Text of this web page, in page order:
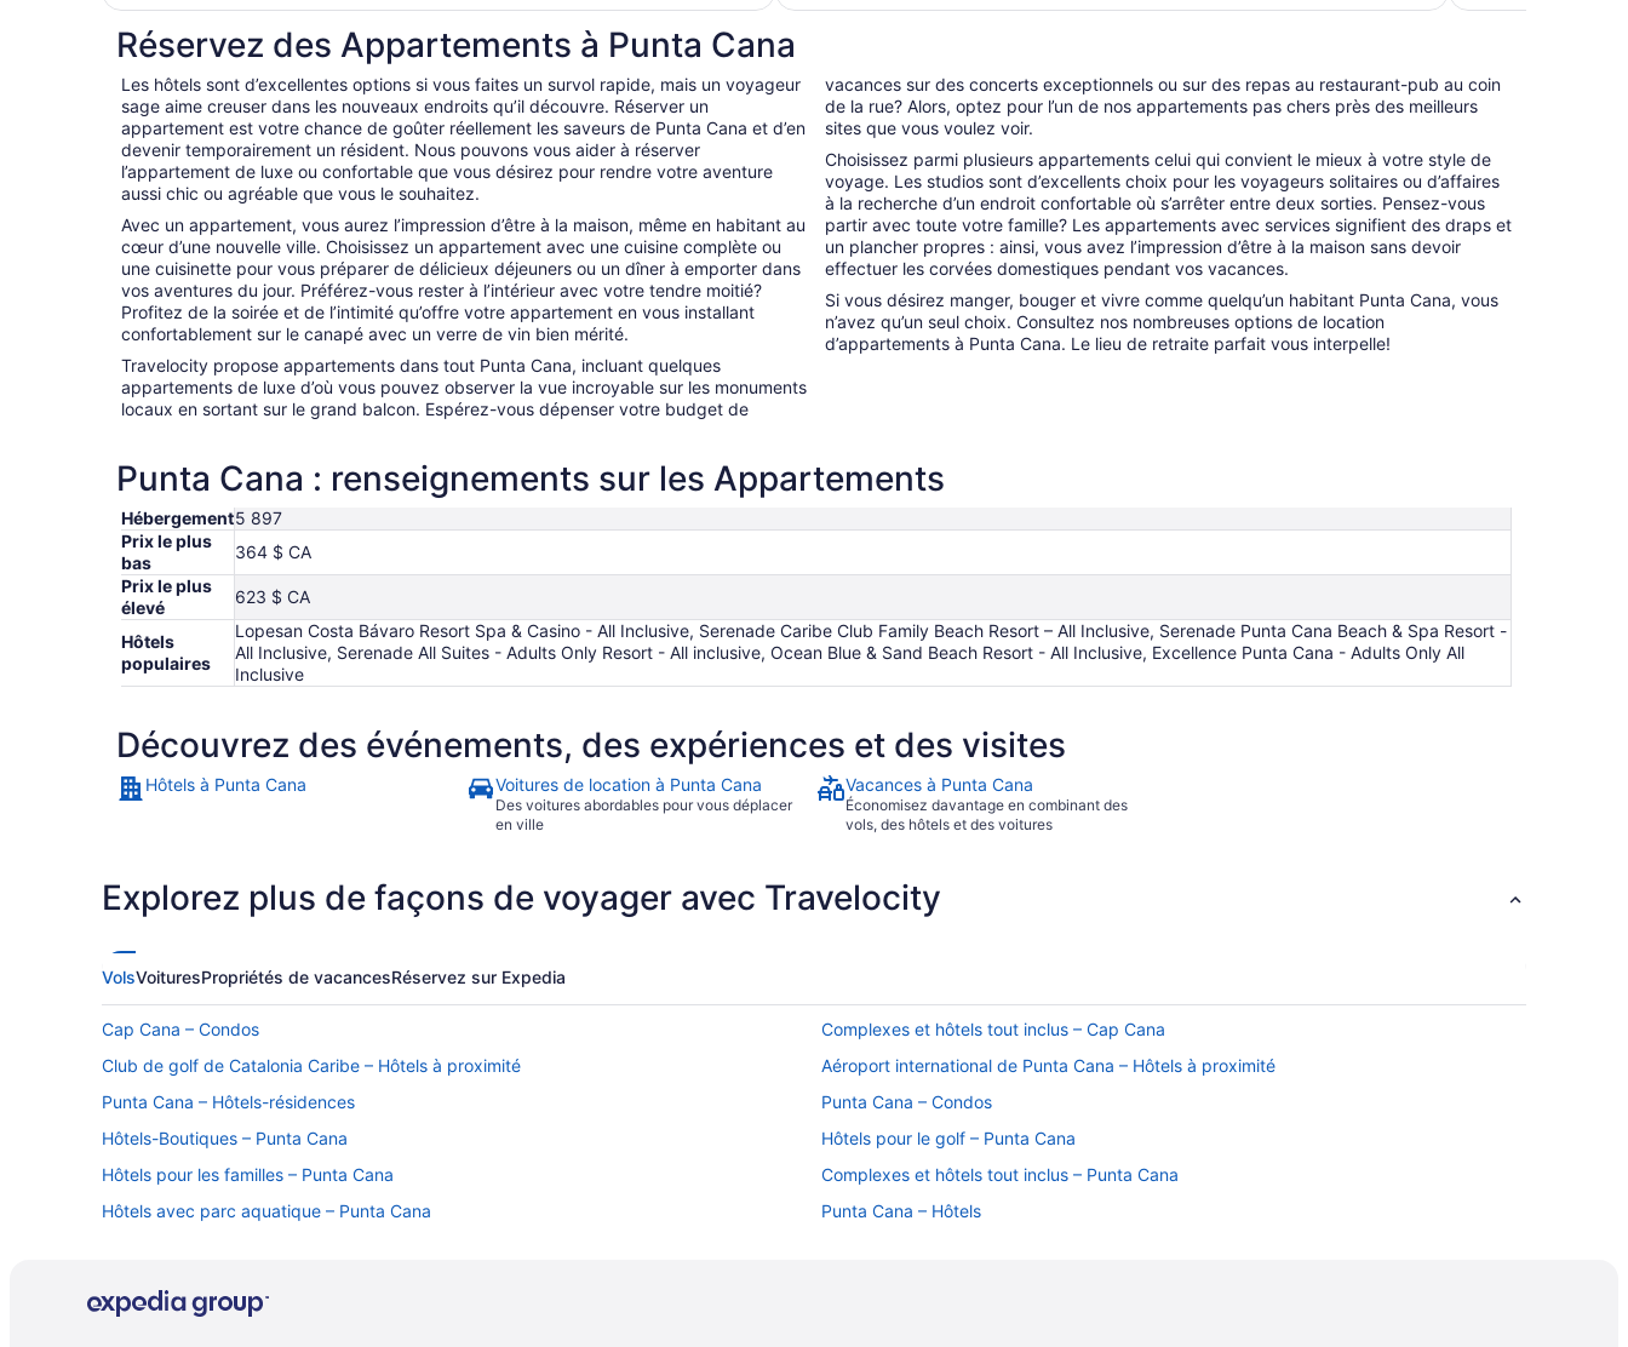
du 31
août
au 1
sept.
du 17
août
Réservez des Appartements à Punta Cana
Les hôtels sont d’excellentes options si vous faites un survol rapide, mais un voyageur
sage aime creuser dans les nouveaux endroits qu’il découvre. Réserver un
appartement est votre chance de goûter réellement les saveurs de Punta Cana et d’en
devenir temporairement un résident. Nous pouvons vous aider à réserver
l’appartement de luxe ou confortable que vous désirez pour rendre votre aventure
aussi chic ou agréable que vous le souhaitez.
Avec un appartement, vous aurez l’impression d’être à la maison, même en habitant au
cœur d’une nouvelle ville. Choisissez un appartement avec une cuisine complète ou
une cuisinette pour vous préparer de délicieux déjeuners ou un dîner à emporter dans
vos aventures du jour. Préférez-vous rester à l’intérieur avec votre tendre moitié?
Profitez de la soirée et de l’intimité qu’offre votre appartement en vous installant
confortablement sur le canapé avec un verre de vin bien mérité.
Travelocity propose appartements dans tout Punta Cana, incluant quelques
appartements de luxe d’où vous pouvez observer la vue incroyable sur les monuments
locaux en sortant sur le grand balcon. Espérez-vous dépenser votre budget de
vacances sur des concerts exceptionnels ou sur des repas au restaurant-pub au coin
de la rue? Alors, optez pour l’un de nos appartements pas chers près des meilleurs
sites que vous voulez voir.
Choisissez parmi plusieurs appartements celui qui convient le mieux à votre style de
voyage. Les studios sont d’excellents choix pour les voyageurs solitaires ou d’affaires
à la recherche d’un endroit confortable où s’arrêter entre deux sorties. Pensez-vous
partir avec toute votre famille? Les appartements avec services signifient des draps et
un plancher propres : ainsi, vous avez l’impression d’être à la maison sans devoir
effectuer les corvées domestiques pendant vos vacances.
Si vous désirez manger, bouger et vivre comme quelqu’un habitant Punta Cana, vous
n’avez qu’un seul choix. Consultez nos nombreuses options de location
d’appartements à Punta Cana. Le lieu de retraite parfait vous interpelle!
Punta Cana : renseignements sur les Appartements
Hébergement5 897
Prix le plus
bas
364 $ CA
Prix le plus
élevé
623 $ CA
Hôtels
populaires
Lopesan Costa Bávaro Resort Spa & Casino - All Inclusive, Serenade Caribe Club Family Beach Resort – All Inclusive, Serenade Punta Cana Beach & Spa Resort -
All Inclusive, Serenade All Suites - Adults Only Resort - All inclusive, Ocean Blue & Sand Beach Resort - All Inclusive, Excellence Punta Cana - Adults Only All
Inclusive
Découvrez des événements, des expériences et des visites
Hôtels à Punta Cana Voitures de location à Punta Cana
Des voitures abordables pour vous déplacer
en ville
Vacances à Punta Cana
Économisez davantage en combinant des
vols, des hôtels et des voitures
Explorez plus de façons de voyager avec Travelocity
VolsVoituresPropriétés de vacancesRéservez sur Expedia
Cap Cana – Condos
Complexes et hôtels tout inclus – Cap Cana
Club de golf de Catalonia Caribe – Hôtels à proximité
Aéroport international de Punta Cana – Hôtels à proximité
Punta Cana – Hôtels-résidences
Punta Cana – Condos
Hôtels-Boutiques – Punta Cana
Hôtels pour le golf – Punta Cana
Hôtels pour les familles – Punta Cana
Complexes et hôtels tout inclus – Punta Cana
Hôtels avec parc aquatique – Punta Cana
Punta Cana – Hôtels